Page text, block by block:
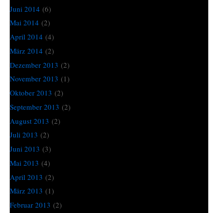
Juni 2014 (6)
Mai 2014 (2)
April 2014 (4)
März 2014 (2)
Dezember 2013 (2)
November 2013 (1)
Oktober 2013 (2)
September 2013 (2)
August 2013 (2)
Juli 2013 (2)
Juni 2013 (3)
Mai 2013 (4)
April 2013 (2)
März 2013 (1)
Februar 2013 (2)